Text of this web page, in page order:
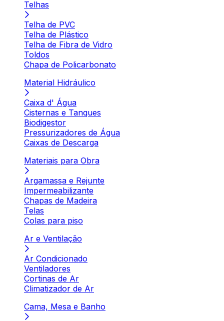
Telhas
Telha de PVC
Telha de Plástico
Telha de Fibra de Vidro
Toldos
Chapa de Policarbonato
Material Hidráulico
Caixa d' Água
Cisternas e Tanques
Biodigestor
Pressurizadores de Água
Caixas de Descarga
Materiais para Obra
Argamassa e Rejunte
Impermeabilizante
Chapas de Madeira
Telas
Colas para piso
Ar e Ventilação
Ar Condicionado
Ventiladores
Cortinas de Ar
Climatizador de Ar
Cama, Mesa e Banho